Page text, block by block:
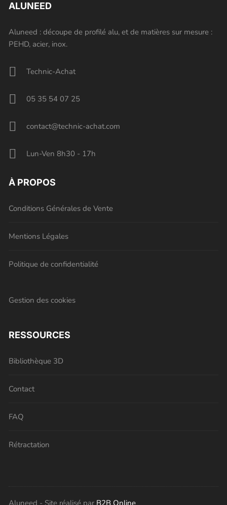
ALUNEED
Aluneed : découpe de profilé alu, et de matières sur mesure :
PEHD, acier, inox.
Technic-Achat
05 35 54 07 25
contact@technic-achat.com
Lun-Ven 8h30 - 17h
À PROPOS
Conditions Générales de Vente
Mentions Légales
Politique de confidentialité
Gestion des cookies
RESSOURCES
Bibliothèque 3D
Contact
FAQ
Rétractation
Aluneed - Site réalisé par B2B Online